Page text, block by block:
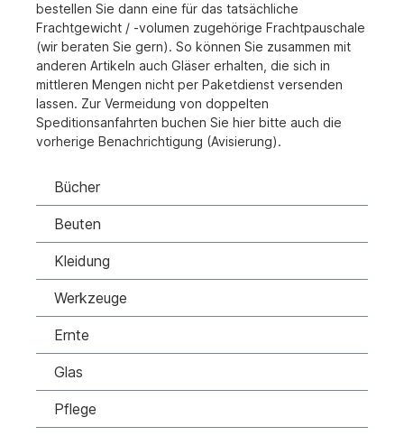
bestellen Sie dann eine für das tatsächliche
Frachtgewicht / -volumen zugehörige Frachtpauschale
(wir beraten Sie gern). So können Sie zusammen mit
anderen Artikeln auch Gläser erhalten, die sich in
mittleren Mengen nicht per Paketdienst versenden
lassen. Zur Vermeidung von doppelten
Speditionsanfahrten buchen Sie hier bitte auch die
vorherige Benachrichtigung (Avisierung).
Bücher
Beuten
Kleidung
Werkzeuge
Ernte
Glas
Pflege